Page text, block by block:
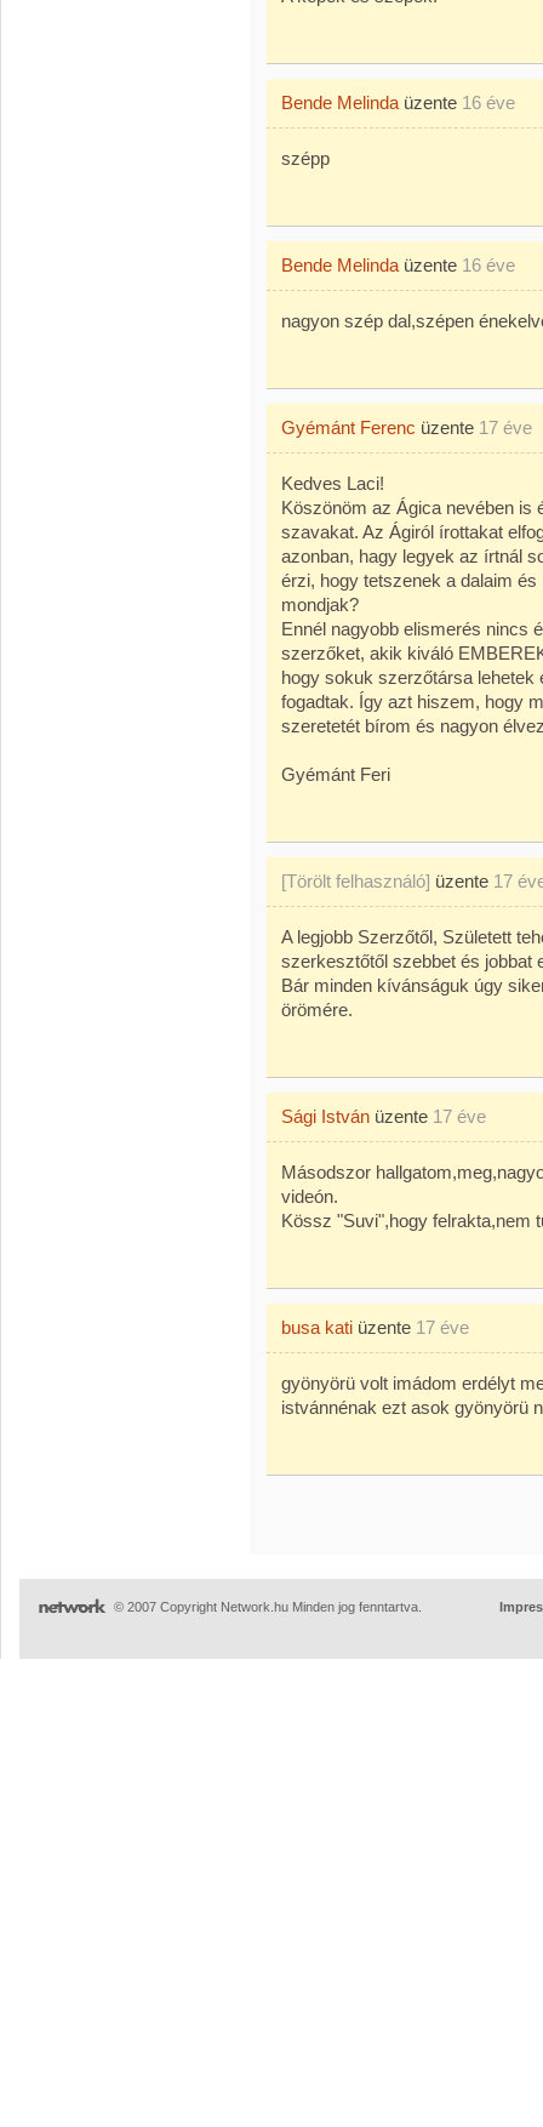
Bende Melinda üzente 16 éve
szépp
Bende Melinda üzente 16 éve
nagyon szép dal,szépen
Gyémánt Ferenc üzente 17 éve
Kedves Laci!
Köszönöm az Ágica nevében is
szavakat. Az Ágiról írottakat
azonban, hagy legyek az írtnál
érzi, hogy tetszenek a dalaim
mondjak?
Ennél nagyobb elismerés nincs
szerzőket, akik kiváló
hogy sokuk szerzőtársa lehetek
fogadtak. Így azt hiszem, hogy
szeretetét bírom és nagyon
Gyémánt Feri
[Törölt felhasználó] üzente 17
A legjobb Szerzőtől, Született
szerkesztőtől szebbet és jobbat
Bár minden kívánságuk úgy
örömére.
Sági István üzente 17 éve
Másodszor
videón.
Kössz "Suvi",hogy felrakta,nem
busa kati üzente 17 éve
gyönyörü volt imádom erdélyt
istvánnénak ezt asok gyönyörü
© 2007 Copyright Network.hu Minden jog fenntartva.